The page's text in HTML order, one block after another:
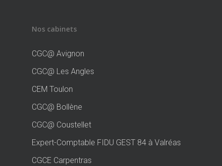
Nos cabinets
CGC@ Avignon
CGC@ Les Angles
CEM Toulon
CGC@ Bollène
CGC@ Coustellet
Expert-Comptable FIDU GEST 84 à Valréas
CGCE Carpentras